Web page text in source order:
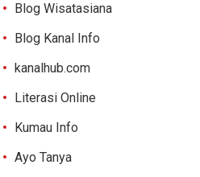
Blog Wisatasiana
Blog Kanal Info
kanalhub.com
Literasi Online
Kumau Info
Ayo Tanya